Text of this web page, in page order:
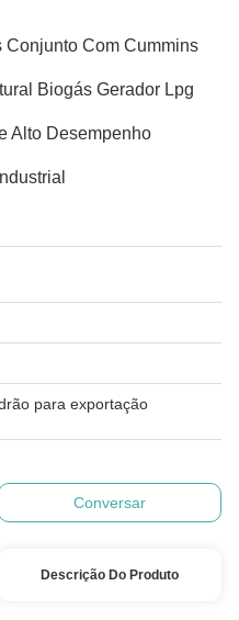
Conjunto Com Cummins
Biogás Gerador Lpg
Alto Desempenho
para exportação
Conversar
Descrição Do Produto